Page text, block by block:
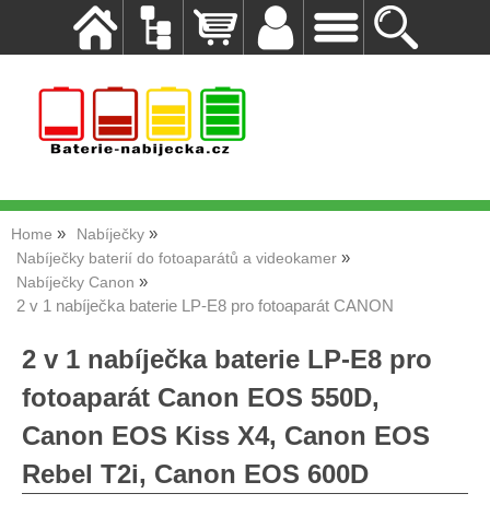
Home
Nabíječky
Nabíječky baterií do fotoaparátů a videokamer
Nabíječky Canon
2 v 1 nabíječka baterie LP-E8 pro fotoaparát CANON
2 v 1 nabíječka baterie LP-E8 pro
fotoaparát Canon EOS 550D,
Canon EOS Kiss X4, Canon EOS
Rebel T2i, Canon EOS 600D